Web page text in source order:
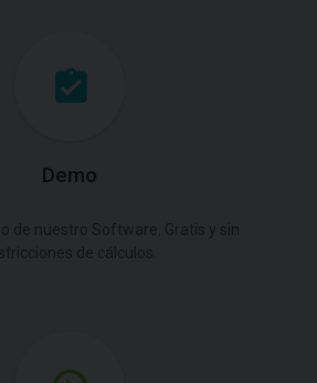
Demo